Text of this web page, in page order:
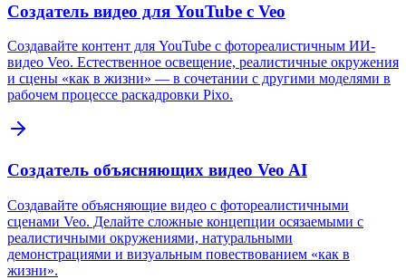
Создатель видео для YouTube с Veo
Создавайте контент для YouTube с фотореалистичным ИИ-
видео Veo. Естественное освещение, реалистичные окружения
и сцены «как в жизни» — в сочетании с другими моделями в
рабочем процессе раскадровки Pixo.
Создатель объясняющих видео Veo AI
Создавайте объясняющие видео с фотореалистичными
сценами Veo. Делайте сложные концепции осязаемыми с
реалистичными окружениями, натуральными
демонстрациями и визуальным повествованием «как в
жизни».